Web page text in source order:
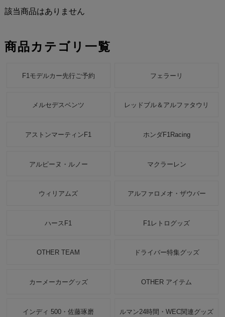
該当商品はありません
商品カテゴリ一覧
F1モデルカー先行ご予約 フェラーリ
メルセデスベンツ レッドブル＆アルファタウリ
アストンマーティンF1 ホンダF1Racing
アルピーヌ・ルノー マクラーレン
ウィリアムズ アルファロメオ・ザウバー
ハースF1 F1レトログッズ
OTHER TEAM ドライバー特集グッズ
カーメーカーグッズ OTHER アイテム
インディ 500・佐藤琢磨 ルマン24時間・WEC関連グッズ